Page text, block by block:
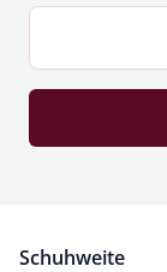
Schuhweite